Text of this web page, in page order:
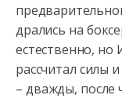
дрались на
естественно,
рассчитал силы
– дважды, после